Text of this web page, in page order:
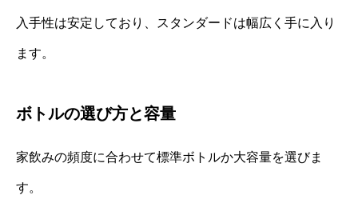
入手性は安定しており、スタンダードは幅広く手に入り
ます。
ボトルの選び方と容量
家飲みの頻度に合わせて標準ボトルか大容量を選びま
す。